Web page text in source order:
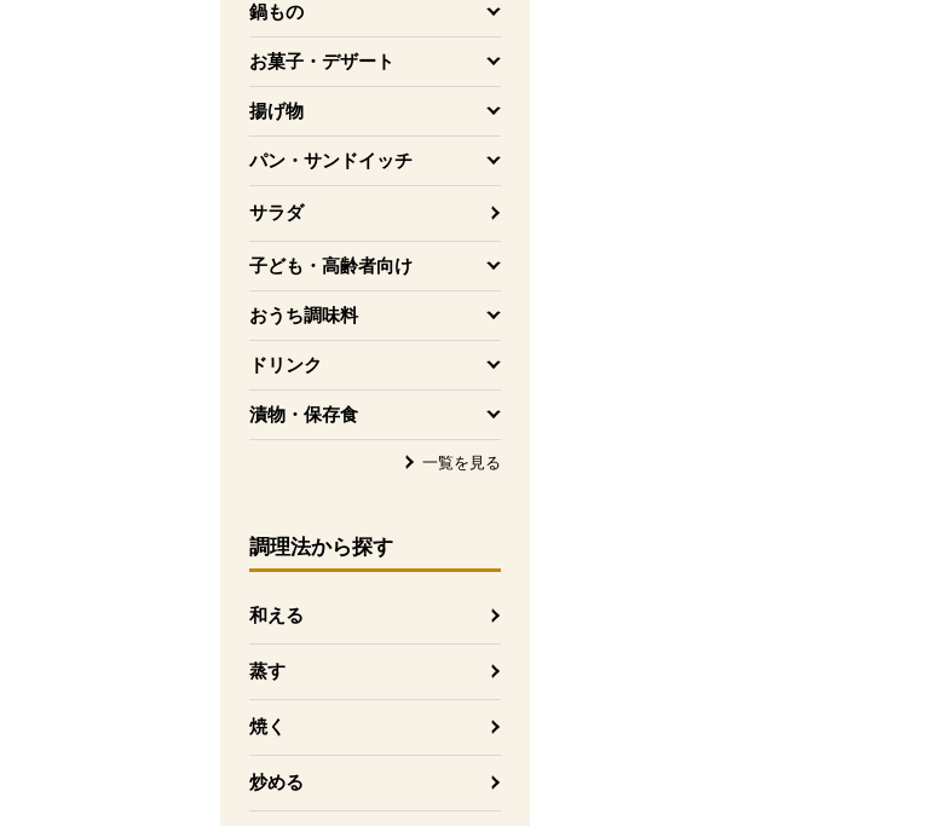
鍋もの
を開く
お菓子・デザート
を開く
揚げ物
を開く
パン・サンドイッチ
を開く
サラダ
子ども・高齢者向け
を開く
おうち調味料
を開く
ドリンク
を開く
漬物・保存食
を開く
一覧を見る
調理法から探す
和える
蒸す
焼く
炒める